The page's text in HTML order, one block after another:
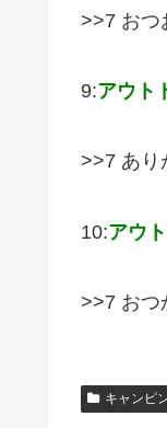
>>7 おつ
9:アウト
>>7 あり
10:アウ
>>7 おつ
キャンピ